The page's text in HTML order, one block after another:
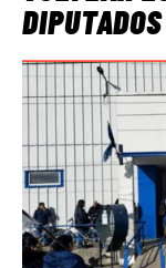
DIPUTADOS